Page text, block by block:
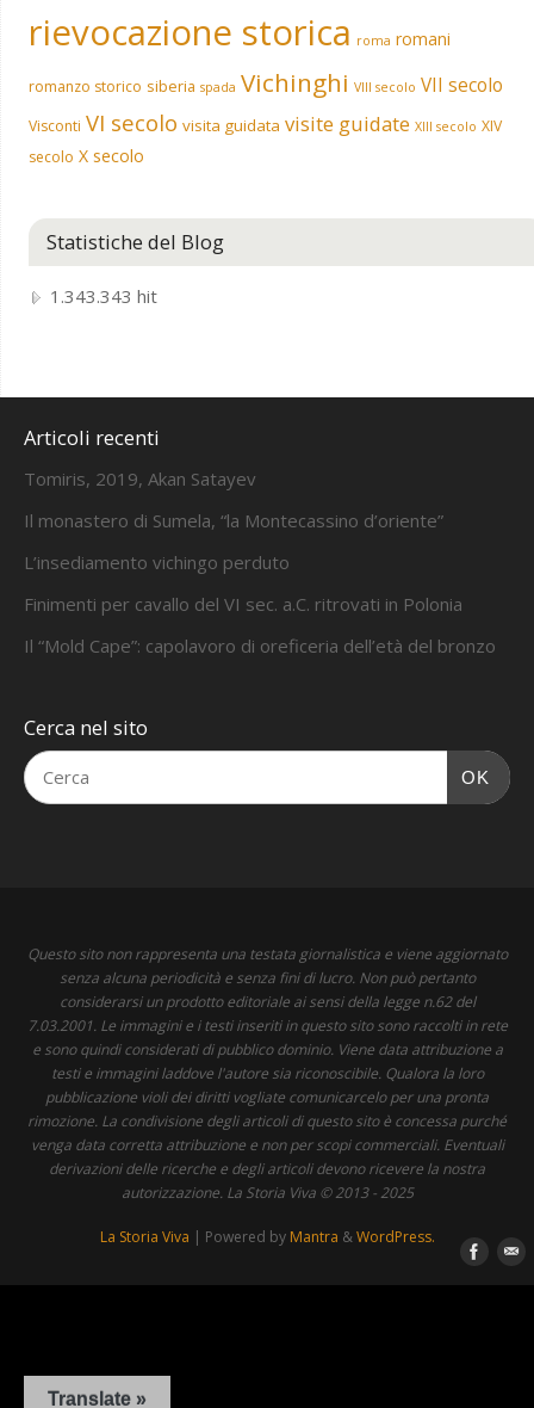
rievocazione storica roma romani
romanzo storico siberia spada Vichinghi VIII secolo VII secolo
Visconti VI secolo visita guidata visite guidate XIII secolo XIV
secolo X secolo
Statistiche del Blog
1.343.343 hit
Articoli recenti
Tomiris, 2019, Akan Satayev
Il monastero di Sumela, “la Montecassino d’oriente”
L’insediamento vichingo perduto
Finimenti per cavallo del VI sec. a.C. ritrovati in Polonia
Il “Mold Cape”: capolavoro di oreficeria dell’età del bronzo
Cerca nel sito
OK
Questo sito non rappresenta una testata giornalistica e viene aggiornato
senza alcuna periodicità e senza fini di lucro. Non può pertanto
considerarsi un prodotto editoriale ai sensi della legge n.62 del
7.03.2001. Le immagini e i testi inseriti in questo sito sono raccolti in rete
e sono quindi considerati di pubblico dominio. Viene data attribuzione a
testi e immagini laddove l'autore sia riconoscibile. Qualora la loro
pubblicazione violi dei diritti vogliate comunicarcelo per una pronta
rimozione. La condivisione degli articoli di questo sito è concessa purché
venga data corretta attribuzione e non per scopi commerciali. Eventuali
derivazioni delle ricerche e degli articoli devono ricevere la nostra
autorizzazione. La Storia Viva © 2013 - 2025
La Storia Viva | Powered by Mantra &WordPress.
Translate »